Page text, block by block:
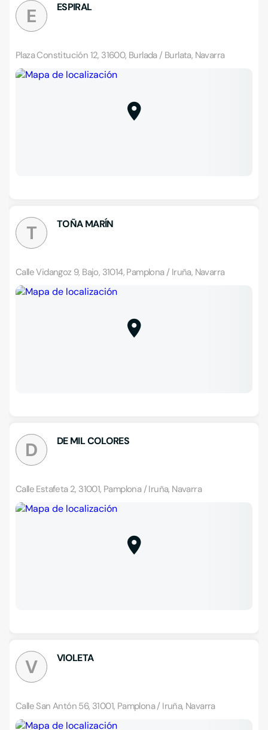
E ESPIRAL
Plaza Constitución 12, 31600, Burlada / Burlata, Navarra
T TOÑA MARÍN
Calle Vidangoz 9, Bajo, 31014, Pamplona / Iruña, Navarra
D DE MIL COLORES
Calle Estafeta 2, 31001, Pamplona / Iruña, Navarra
V VIOLETA
Calle San Antón 56, 31001, Pamplona / Iruña, Navarra